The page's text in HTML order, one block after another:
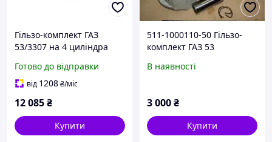
Гільзо-комплект ГАЗ
53/3307 на 4 циліндра
стоп.+кільця+прокладка
(DETALKA) 53-1000105-04
Готово до відправки
від 1208₴/міс
12 085₴
Купити
511-1000110-50 Гільзо-
комплект ГАЗ 53
Палець + Прокладки)/
В наявності
3 000₴
Купити